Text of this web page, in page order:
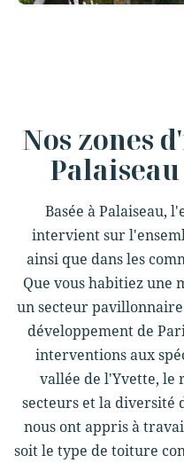
Nos zones
Basée à Palaiseau,
intervient sur
ainsi que dans les
Que vous habitiez une
un secteur
développement de
interventions aux
vallée de l'Yvette, le
secteurs et la
nous ont appris à
soit le type de toiture